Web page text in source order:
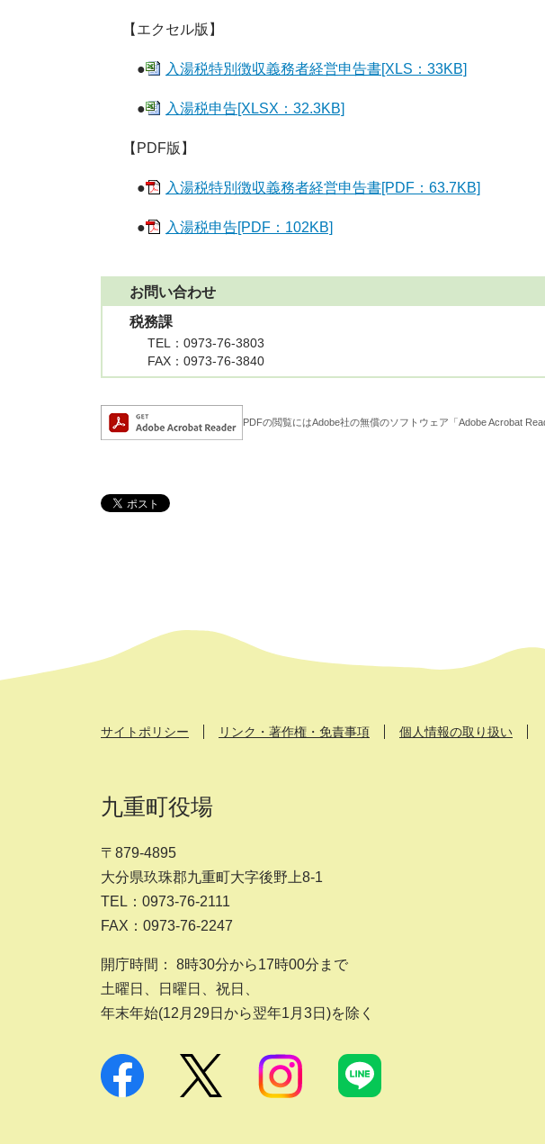
【エクセル版】
● 入湯税特別徴収義務者経営申告書[XLS：33KB]
● 入湯税申告[XLSX：32.3KB]
【PDF版】
● 入湯税特別徴収義務者経営申告書[PDF：63.7KB]
● 入湯税申告[PDF：102KB]
お問い合わせ
税務課
TEL
：0973-76-3803
FAX ：0973-76-3840
PDFの閲覧にはAdobe社の無償のソフトウェア「Adobe Acrobat
サイトポリシー リンク・著作権・免責事項 個人情報の取り扱い
九重町役場
〒879-4895
大分県玖珠郡九重町大字後野上8-1
TEL：0973-76-2111
FAX：0973-76-2247
開庁時間： 8時30分から17時00分まで
土曜日、日曜日、祝日、
年末年始(12月29日から翌年1月3日)を除く